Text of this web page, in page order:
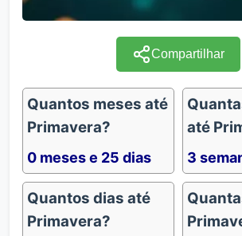
Compartilhar
Quantos meses até
Primavera?
0 meses e 25 dias
até
3
Quantos dias até
Primavera?